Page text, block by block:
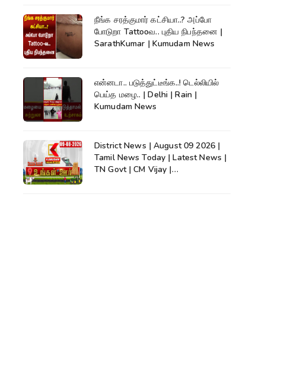
நீங்க சரத்குமார் கட்சியா..? அப்போ
போடுறா Tattooவ.. புதிய நிபந்தனை |
SarathKumar | Kumudam News
என்னடா.. படுத்துட்டீங்க..! டெல்லியில்
பெய்த மழை.. | Delhi | Rain |
Kumudam News
District News | August 09 2026 |
Tamil News Today | Latest News |
TN Govt | CM Vijay |